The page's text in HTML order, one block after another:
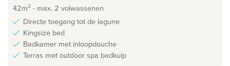
42m² - max. 2 volwassenen
Directe toegang tot de lagune
Kingsize bed
Badkamer met inloopdouche
Terras met outdoor spa badkuip